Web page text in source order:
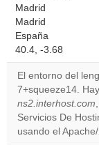
Madrid
Madrid
España
40.4, -3.68
El entorno del
7+squeeze14.
ns2.interhost.com
Servicios De
usando el